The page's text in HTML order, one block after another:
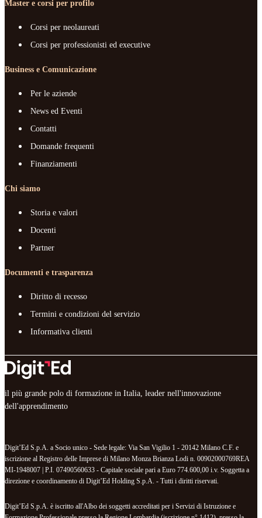
Master e corsi per profilo
Corsi per neolaureati
Corsi per professionisti ed executive
Business e Comunicazione
Per le aziende
News ed Eventi
Contatti
Domande frequenti
Finanziamenti
Chi siamo
Storia e valori
Docenti
Partner
Documenti e trasparenza
Diritto di recesso
Termini e condizioni del servizio
Informativa clienti
il più grande polo di formazione in Italia, leader nell'innovazione
dell'apprendimento
Digit’Ed S.p.A. a Socio unico - Sede legale: Via San Vigilio 1 - 20142 Milano C.F. e
iscrizione al Registro delle Imprese di Milano Monza Brianza Lodi n. 00902000769REA
MI-1948007 | P.I. 07490560633 - Capitale sociale pari a Euro 774.600,00 i.v. Soggetta a
direzione e coordinamento di Digit’Ed Holding S.p.A. - Tutti i diritti riservati.
Digit’Ed S.p.A. è iscritto all'Albo dei soggetti accreditati per i Servizi di Istruzione e